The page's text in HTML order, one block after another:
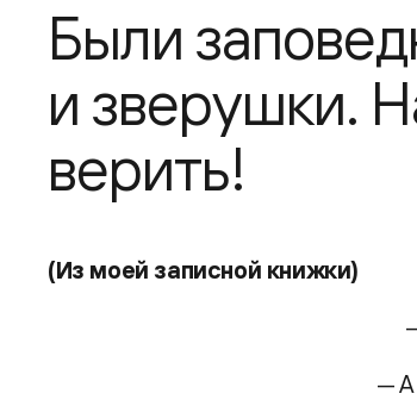
Были
и зверушки.
верить!
(Из моей записной книжки)
— А